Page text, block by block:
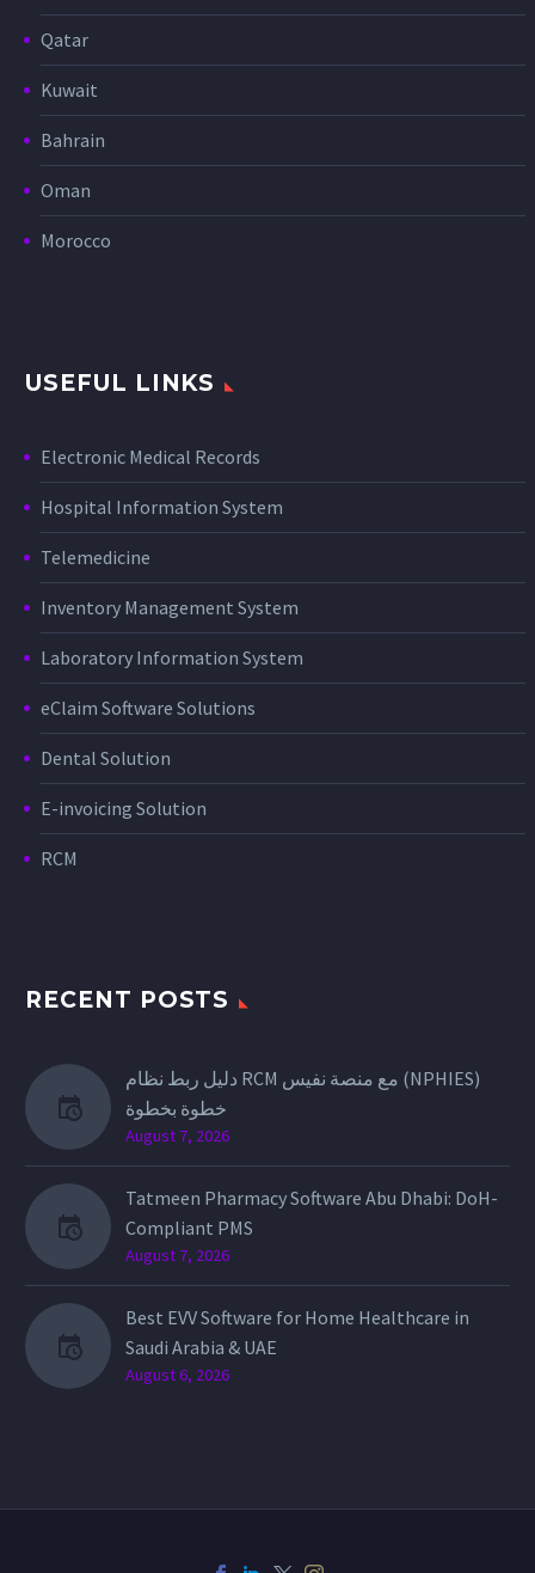
Qatar
Kuwait
Bahrain
Oman
Morocco
USEFUL LINKS
Electronic Medical Records
Hospital Information System
Telemedicine
Inventory Management System
Laboratory Information System
eClaim Software Solutions
Dental Solution
E-invoicing Solution
RCM
RECENT POSTS
دليل ربط نظام RCM مع منصة نفيس (NPHIES)
خطوة بخطوة
August 7, 2026
Tatmeen Pharmacy Software Abu Dhabi: DoH-
Compliant PMS
August 7, 2026
Best EVV Software for Home Healthcare in
Saudi Arabia & UAE
August 6, 2026